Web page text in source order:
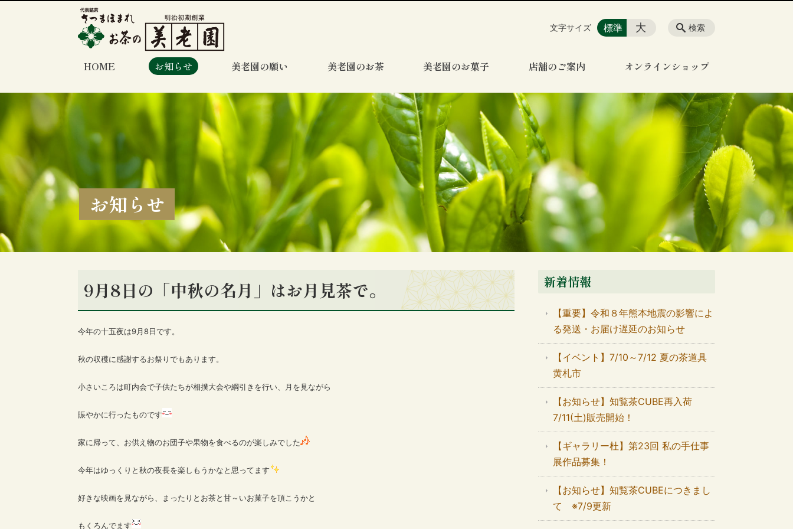
HOME お知らせ 美老園の願い 美老園のお茶 美老園のお菓子 店舗のご案内 オンラインショップ
検索
文字サイズ 標準 大
お知らせ
9月8日の「中秋の名月」はお月見茶で。
今年の十五夜は9月8日です。
秋の収穫に感謝するお祭りでもあります。
小さいころは町内会で子供たちが相撲大会や綱引きを行い、月を見ながら
賑やかに行ったものです
家に帰って、お供え物のお団子や果物を食べるのが楽しみでした
今年はゆっくりと秋の夜長を楽しもうかなと思ってます
好きな映画を見ながら、まったりとお茶と甘～いお菓子を頂こうかと
もくろんでます
新着情報
【重要】令和８年熊本地震の影響によ
る発送・お届け遅延のお知らせ
【イベント】7/10～7/12 夏の茶道具
黄札市
【お知らせ】知覧茶CUBE再入荷
7/11(土)販売開始！
【ギャラリー杜】第23回 私の手仕事
展作品募集！
【お知らせ】知覧茶CUBEにつきまし
て ※7/9更新